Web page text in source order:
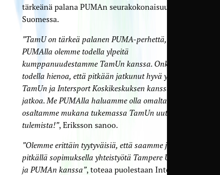
tärkeänä palana PUMAn seura­kokonaisuutta
Suomessa.
”TamU on tärkeä palanen PUMA-perhettä, ja me
PUMAlla olemme todella ylpeitä
kumppanuudestamme TamUn kanssa. Onkin
todella hienoa, että pitkään jatkunut hyvä yhteistyö
TamUn ja Intersport Koskikeskuksen kanssa saa nyt
jatkoa. Me PUMAlla haluamme olla omalta
osaltamme mukana tukemassa TamUn uutta
tulemista!”, Eriksson sanoo.
”Olemme erittäin tyytyväisiä, että saamme jatkaa
pitkällä sopimuksella yhteistyötä Tampere Unitedin
ja PUMAn kanssa”, toteaa puolestaan Intersport